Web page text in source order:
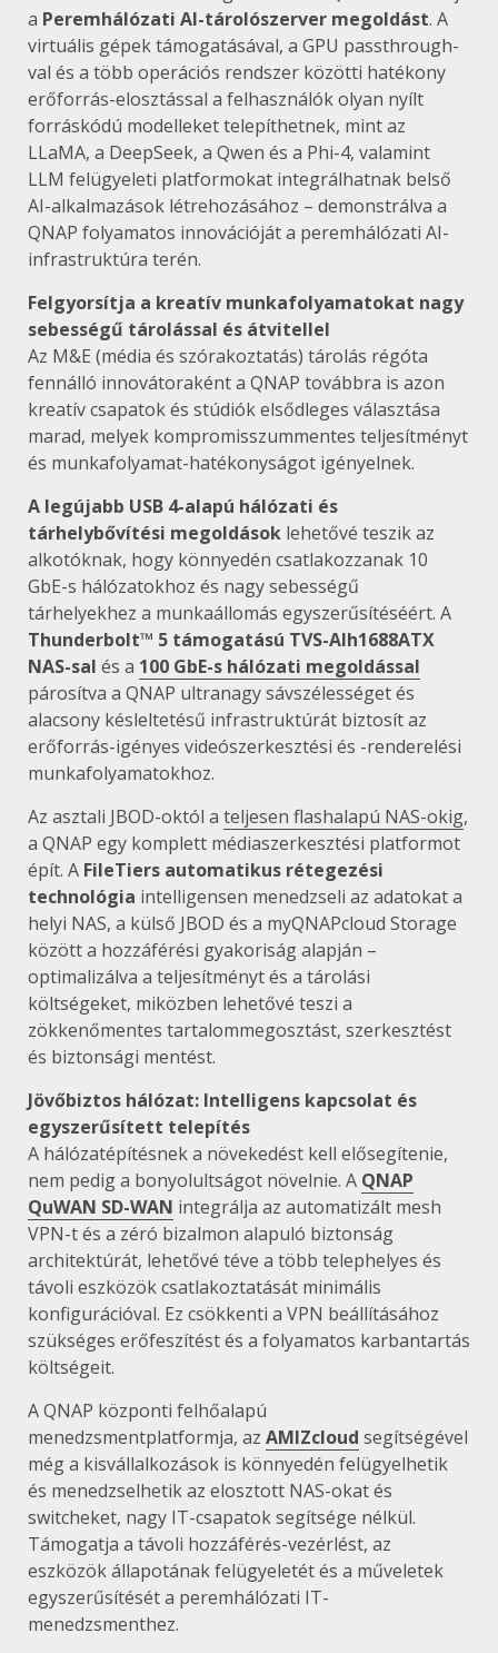
a Peremhálózati AI-tárolószerver megoldást. A
virtuális gépek támogatásával, a GPU passthrough-
val és a több operációs rendszer közötti hatékony
erőforrás-elosztással a felhasználók olyan nyílt
forráskódú modelleket telepíthetnek, mint az
LLaMA, a DeepSeek, a Qwen és a Phi-4, valamint
LLM felügyeleti platformokat integrálhatnak belső
AI-alkalmazások létrehozásához – demonstrálva a
QNAP folyamatos innovációját a peremhálózati AI-
infrastruktúra terén.
Felgyorsítja a kreatív munkafolyamatokat nagy
sebességű tárolással és átvitellel
Az M&E (média és szórakoztatás) tárolás régóta
fennálló innovátoraként a QNAP továbbra is azon
kreatív csapatok és stúdiók elsődleges választása
marad, melyek kompromisszummentes teljesítményt
és munkafolyamat-hatékonyságot igényelnek.
A legújabb USB 4-alapú hálózati és
tárhelybővítési megoldások lehetővé teszik az
alkotóknak, hogy könnyedén csatlakozzanak 10
GbE-s hálózatokhoz és nagy sebességű
tárhelyekhez a munkaállomás egyszerűsítéséért. A
Thunderbolt™ 5 támogatású TVS-AIh1688ATX
NAS-sal és a 100 GbE-s hálózati megoldással
párosítva a QNAP ultranagy sávszélességet és
alacsony késleltetésű infrastruktúrát biztosít az
erőforrás-igényes videószerkesztési és -renderelési
munkafolyamatokhoz.
Az asztali JBOD-októl a teljesen flashalapú NAS-okig,
a QNAP egy komplett médiaszerkesztési platformot
épít. A FileTiers automatikus rétegezési
technológia intelligensen menedzseli az adatokat a
helyi NAS, a külső JBOD és a myQNAPcloud Storage
között a hozzáférési gyakoriság alapján –
optimalizálva a teljesítményt és a tárolási
költségeket, miközben lehetővé teszi a
zökkenőmentes tartalommegosztást, szerkesztést
és biztonsági mentést.
Jövőbiztos hálózat: Intelligens kapcsolat és
egyszerűsített telepítés
A hálózatépítésnek a növekedést kell elősegítenie,
nem pedig a bonyolultságot növelnie. A QNAP
QuWAN SD-WAN integrálja az automatizált mesh
VPN-t és a zéró bizalmon alapuló biztonság
architektúrát, lehetővé téve a több telephelyes és
távoli eszközök csatlakoztatását minimális
konfigurációval. Ez csökkenti a VPN beállításához
szükséges erőfeszítést és a folyamatos karbantartás
költségeit.
A QNAP központi felhőalapú
menedzsmentplatformja, az AMIZcloud segítségével
még a kisvállalkozások is könnyedén felügyelhetik
és menedzselhetik az elosztott NAS-okat és
switcheket, nagy IT-csapatok segítsége nélkül.
Támogatja a távoli hozzáférés-vezérlést, az
eszközök állapotának felügyeletét és a műveletek
egyszerűsítését a peremhálózati IT-
menedzsmenthez.